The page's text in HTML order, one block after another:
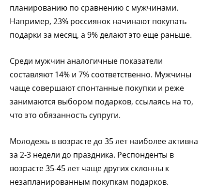
планированию по сравнению с мужчинами.
Например, 23% россиянок начинают покупать
подарки за месяц, а 9% делают это еще раньше.
Среди мужчин аналогичные показатели
составляют 14% и 7% соответственно. Мужчины
чаще совершают спонтанные покупки и реже
занимаются выбором подарков, ссылаясь на то,
что это обязанность супруги.
Молодежь в возрасте до 35 лет наиболее активна
за 2-3 недели до праздника. Респонденты в
возрасте 35-45 лет чаще других склонны к
незапланированным покупкам подарков.